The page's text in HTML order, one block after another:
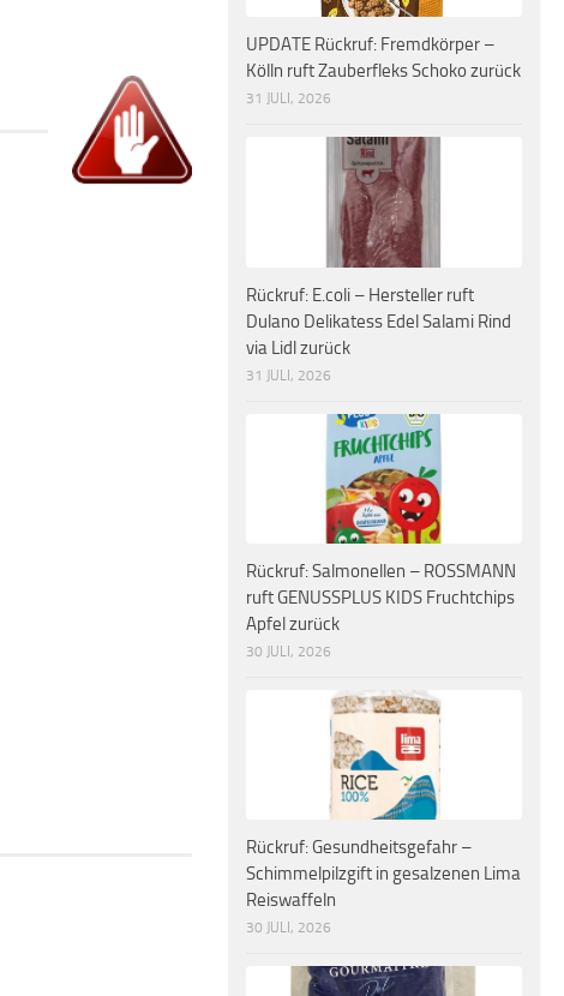
UPDATE Rückruf: Fremdkörper –
Kölln ruft Zauberfleks Schoko zurück
31 JULI, 2026
Rückruf: E.coli – Hersteller ruft
Dulano Delikatess Edel Salami Rind
via Lidl zurück
31 JULI, 2026
Rückruf: Salmonellen – ROSSMANN
ruft GENUSSPLUS KIDS Fruchtchips
Apfel zurück
30 JULI, 2026
Rückruf: Gesundheitsgefahr –
Schimmelpilzgift in gesalzenen Lima
Reiswaffeln
30 JULI, 2026